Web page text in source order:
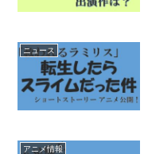
ニュース
アニメ情報